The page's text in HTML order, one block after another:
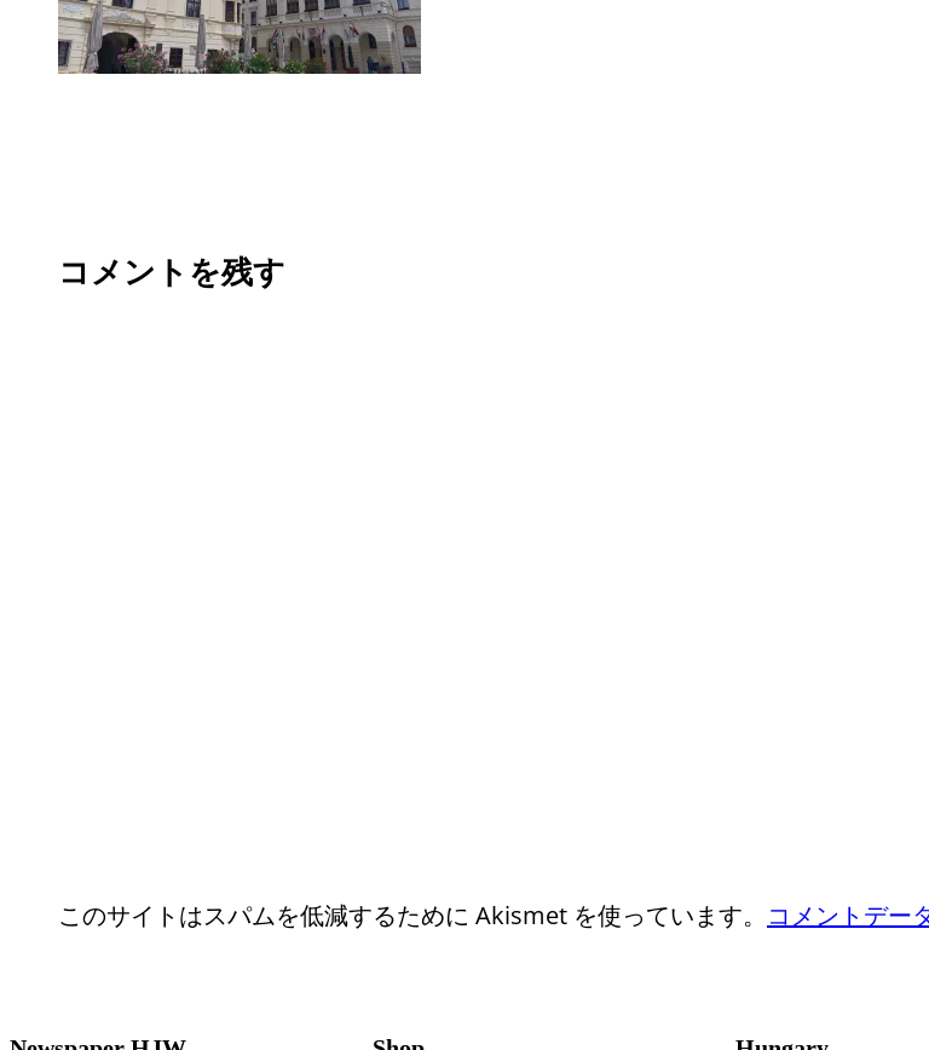
コメントを残す
このサイトはスパムを低減するために Akismet を使っています。 コメントデー